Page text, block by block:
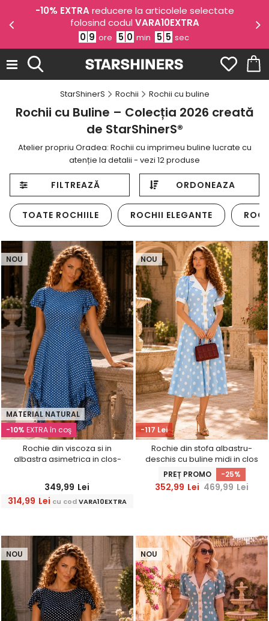
-10% EXTRAreducere la articolele selectate
folosind codul VARA10EXTRA
0 9 ore 5 0 min 5 4 sec
StarShinerS Rochii Rochii cu buline
Rochii cu Buline – Colecția 2026 creată
de StarShinerS®
Atelier propriu Oradea: Rochii cu imprimeu buline lucrate cu
atenție la detalii - vezi 12 produse
TOATE ROCHIILE ROCHII ELEGANTE
FILTREAZĂ ORDONEAZA
-10% EXTRA în coş
MATERIAL NATURAL
NOU
Rochie din viscoza si in
albastra asimetrica in clos-
349,99 Lei
314,99 Lei cu codVARA10EXTRA
-117 Lei
NOU
Rochie din stofa albastru-
deschis cu buline midi in clos
cu nasturi aurii decorativi -
StarShinerS
PREȚ PROMO -25%
352,99 Lei 469,99 Lei
NOU NOU